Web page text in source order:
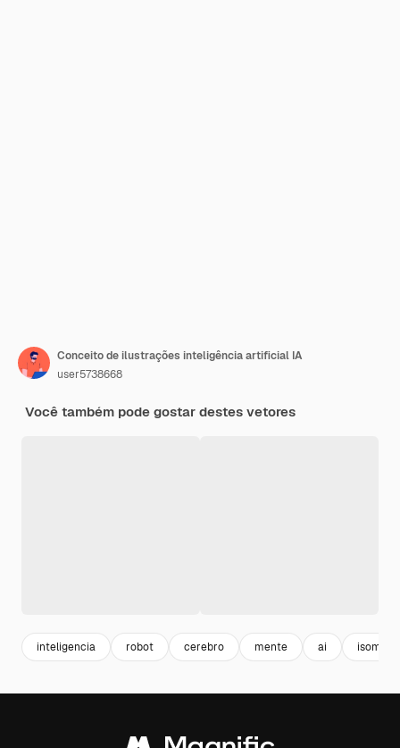
Conceito de ilustrações inteligência artificial IA
user5738668
Você também pode gostar destes vetores
inteligencia robot cerebro mente ai